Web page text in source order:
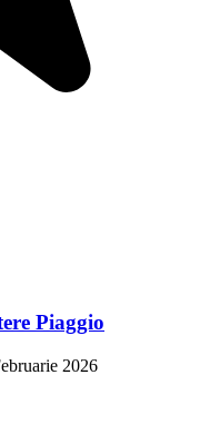
Piaggio
2026